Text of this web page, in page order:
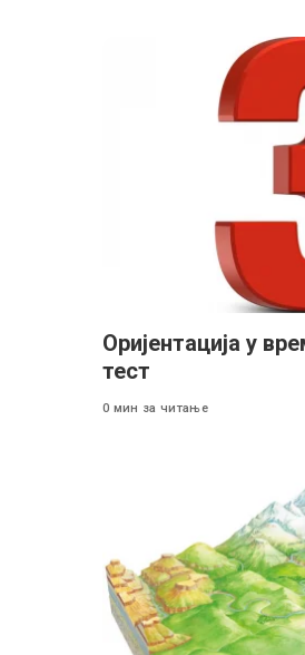
Oријентација у
тест
0 мин за читање